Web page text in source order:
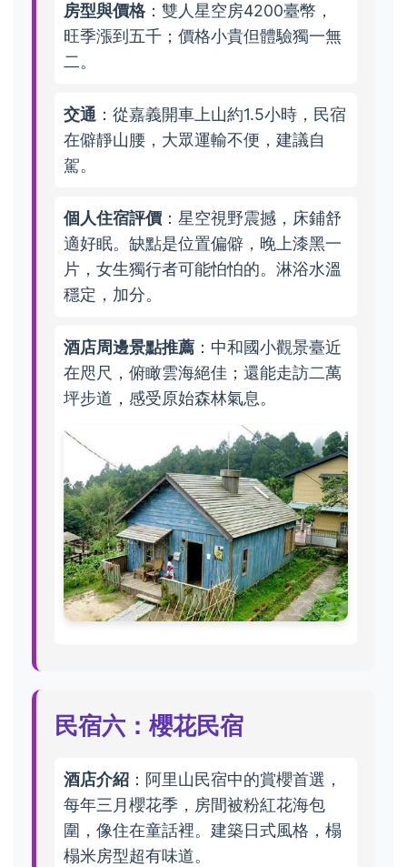
房型與價格：雙人星空房4200臺幣，
旺季漲到五千；價格小貴但體驗獨一無
二。
交通 ：從嘉義開車上山約1.5小時，民宿
在僻靜山腰，大眾運輸不便，建議自
駕。
個人住宿評價 ：星空視野震撼，床鋪舒
適好眠。缺點是位置偏僻，晚上漆黑一
片，女生獨行者可能怕怕的。淋浴水溫
穩定，加分。
酒店周邊景點推薦 ：中和國小觀景臺近
在咫尺，俯瞰雲海絕佳；還能走訪二萬
坪步道，感受原始森林氣息。
民宿六：櫻花民宿
酒店介紹 ：阿里山民宿中的賞櫻首選，
每年三月櫻花季，房間被粉紅花海包
圍，像住在童話裡。建築日式風格，榻
榻米房型超有味道。